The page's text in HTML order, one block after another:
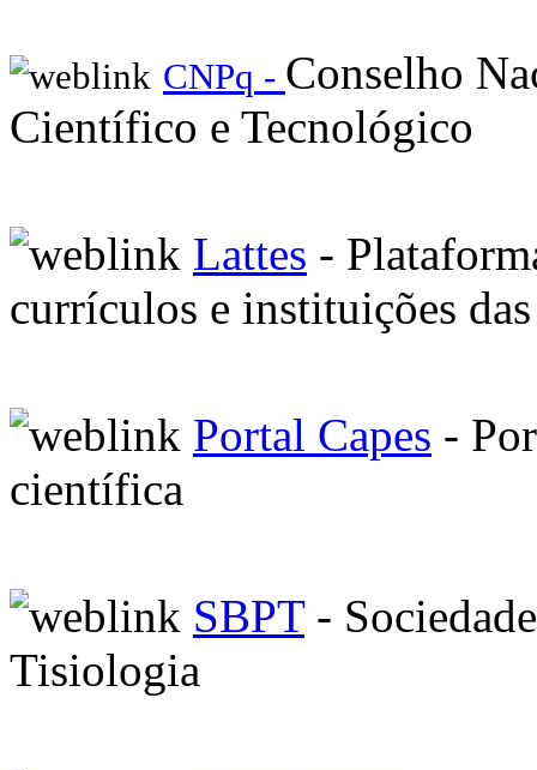
CNPq - Conselho
Científico e Tecnológico
Lattes -
currículos e instituições
Portal Capes -
científica
SBPT-
Tisiologia